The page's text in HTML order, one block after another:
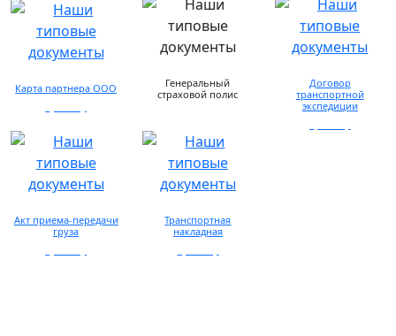
Карта партнера ООО
Генеральный
страховой полис
Договор
транспортной
экспедиции
Акт приема-передачи
груза
Транспортная
накладная